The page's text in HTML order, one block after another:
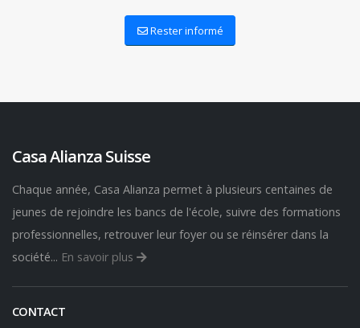
Rester informé
Casa Alianza Suisse
Chaque année, Casa Alianza permet à plusieurs centaines de
jeunes de rejoindre les bancs de l'école, suivre des formations
professionnelles, retrouver leur foyer ou se réinsérer dans la
société... En savoir plus
CONTACT